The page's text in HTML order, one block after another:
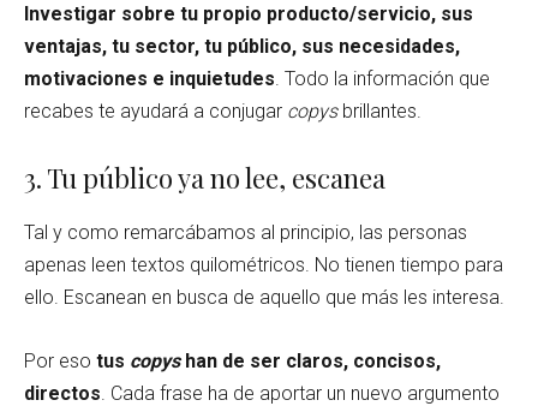
Investigar sobre tu propio producto/servicio, sus
ventajas, tu sector, tu público, sus necesidades,
motivaciones e inquietudes . Todo la información que
recabes te ayudará a conjugar copysbrillantes.
3. Tu público ya no lee, escanea
Tal y como remarcábamos al principio, las personas
apenas leen textos quilométricos. No tienen tiempo para
ello. Escanean en busca de aquello que más les interesa.
Por eso tus copyshan de ser claros, concisos,
directos . Cada frase ha de aportar un nuevo argumento